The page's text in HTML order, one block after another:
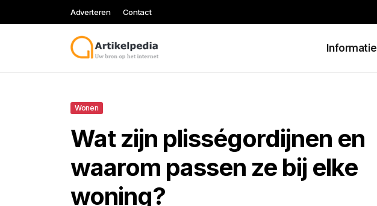
Adverteren Contact
Informatie
Wonen
Wat zijn plisségordijnen en
waarom passen ze bij elke
woning?